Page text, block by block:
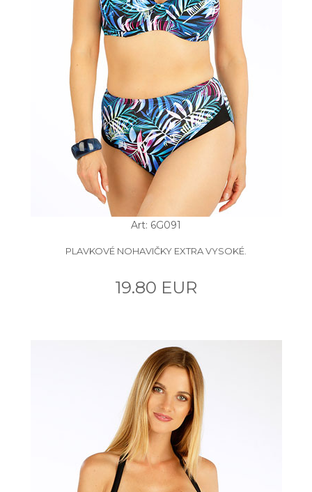
Art: 6G091
PLAVKOVÉ NOHAVIČKY EXTRA VYSOKÉ.
19.80 EUR